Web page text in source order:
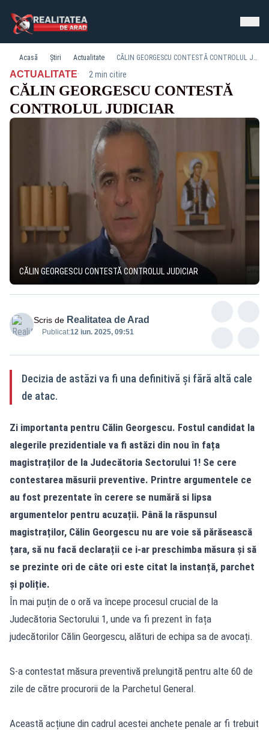
Acasă Știri Actualitate CĂLIN GEORGESCU CONTESTĂ CONTROLUL JUDICIAR
ACTUALITATE· 2 min citire
CĂLIN GEORGESCU CONTESTĂ
CONTROLUL JUDICIAR
CĂLIN GEORGESCU CONTESTĂ CONTROLUL JUDICIAR
Scris de Realitatea de Arad
Publicat:12 iun. 2025, 09:51
Decizia de astăzi va fi una definitivă și fără altă cale
de atac.
Zi importanta pentru Călin Georgescu. Fostul candidat la
alegerile prezidentiale va fi astăzi din nou în fața
magistraților de la Judecătoria Sectorului 1! Se cere
contestarea măsurii preventive. Printre argumentele ce
au fost prezentate în cerere se numără si lipsa
argumentelor pentru acuzații. Până la răspunsul
magistraților, Călin Georgescu nu are voie să părăsească
țara, să nu facă declarații ce i-ar preschimba măsura și să
se prezinte ori de câte ori este citat la instanță, parchet
și poliție.
În mai puțin de o oră va începe procesul crucial de la
Judecătoria Sectorului 1, unde va fi prezent în fața
judecătorilor Călin Georgescu, alături de echipa sa de avocați.
S-a contestat măsura preventivă prelungită pentru alte 60 de
zile de către procurorii de la Parchetul General.
Această acțiune din cadrul acestei anchete penale ar fi trebuit